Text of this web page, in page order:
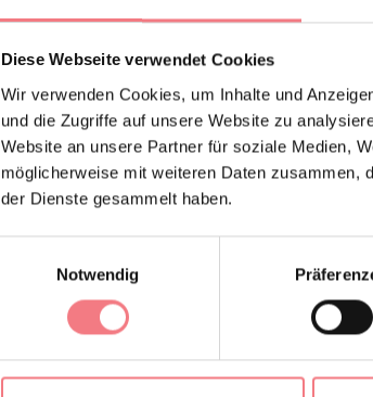
Diese Webseite verwendet Cookies
Wir verwenden Cookies, um Inhalte und
und die Zugriffe auf unsere Website zu
Website an unsere Partner für soziale Medien,
möglicherweise mit weiteren Daten zusammen,
der Dienste gesammelt haben.
NotwendigINFORMATIONEN ANFORDERN